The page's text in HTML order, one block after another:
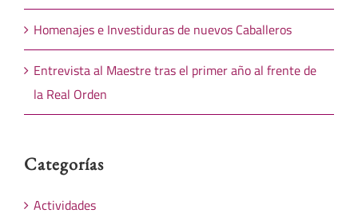
Homenajes e Investiduras de nuevos Caballeros
Entrevista al Maestre tras el primer año al frente de
la Real Orden
Categorías
Actividades